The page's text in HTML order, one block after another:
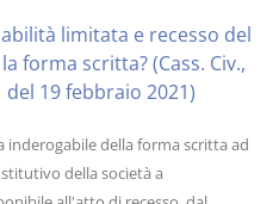
limitata e recesso del
forma scritta? (Cass. Civ.,
del 19 febbraio 2021)
inderogabile della forma scritta ad
della società a